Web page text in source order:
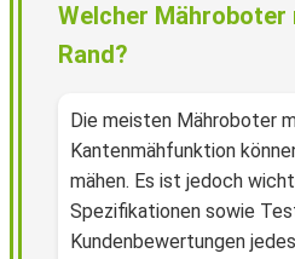
Welcher Mähroboter
Rand?
Die meisten Mähroboter
Kantenmähfunktion
mähen. Es ist jedoch
Spezifikationen sowie
Kundenbewertungen